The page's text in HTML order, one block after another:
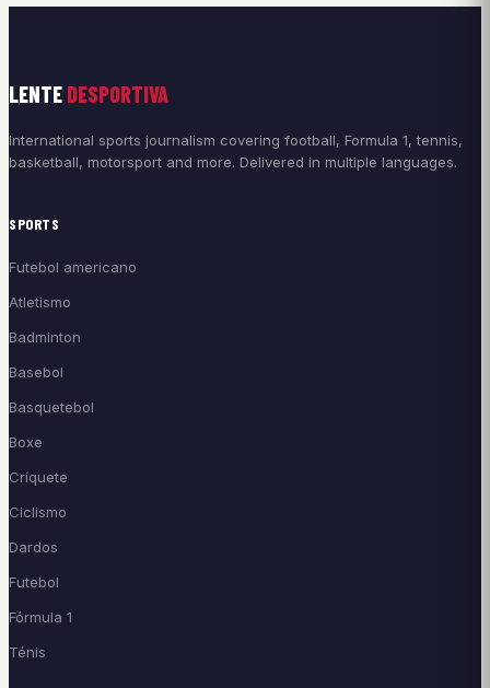
LENTE DESPORTIVA
International sports journalism covering football, Formula 1, tennis,
basketball, motorsport and more. Delivered in multiple languages.
SPORTS
Futebol americano
Atletismo
Badminton
Basebol
Basquetebol
Boxe
Críquete
Ciclismo
Dardos
Futebol
Fórmula 1
Ténis